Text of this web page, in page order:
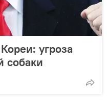
угроза
собаки